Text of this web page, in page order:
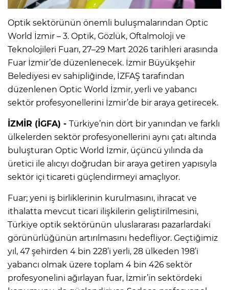
Optik sektörünün önemli buluşmalarından Optic
World İzmir – 3. Optik, Gözlük, Oftalmoloji ve
Teknolojileri Fuarı, 27–29 Mart 2026 tarihleri arasında
Fuar İzmir’de düzenlenecek. İzmir Büyükşehir
Belediyesi ev sahipliğinde, İZFAŞ tarafından
düzenlenen Optic World İzmir, yerli ve yabancı
sektör profesyonellerini İzmir’de bir araya getirecek.
İZMİR (İGFA) - Türkiye’nin dört bir yanından ve farklı
ülkelerden sektör profesyonellerini aynı çatı altında
buluşturan Optic World İzmir, üçüncü yılında da
üretici ile alıcıyı doğrudan bir araya getiren yapısıyla
sektör içi ticareti güçlendirmeyi amaçlıyor.
Fuar; yeni iş birliklerinin kurulmasını, ihracat ve
ithalatta mevcut ticari ilişkilerin geliştirilmesini,
Türkiye optik sektörünün uluslararası pazarlardaki
görünürlüğünün artırılmasını hedefliyor. Geçtiğimiz
yıl, 47 şehirden 4 bin 228’i yerli, 28 ülkeden 198’i
yabancı olmak üzere toplam 4 bin 426 sektör
profesyonelini ağırlayan fuar, İzmir’in sektördeki